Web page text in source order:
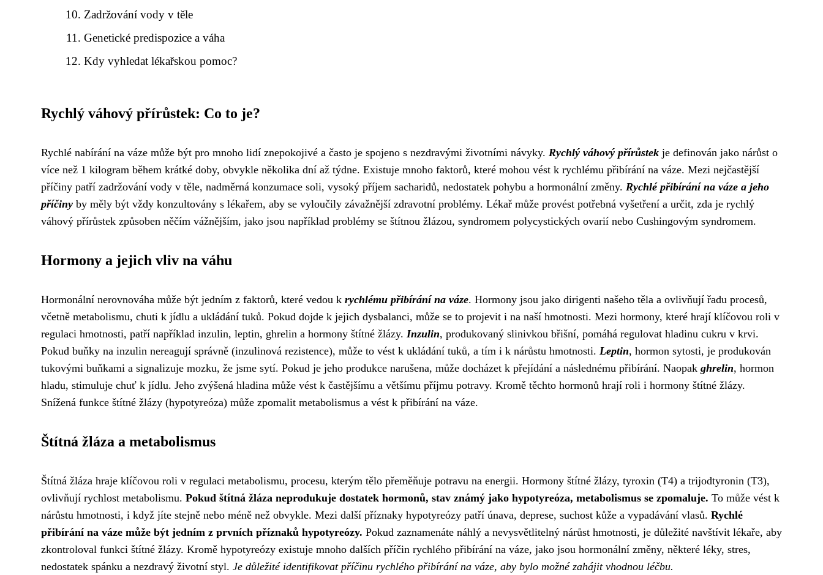
Zadržování vody v těle
Genetické predispozice a váha
Kdy vyhledat lékařskou pomoc?
Rychlý váhový přírůstek: Co to je?
Rychlé nabírání na váze může být pro mnoho lidí znepokojivé a často je spojeno s nezdravými životními návyky. Rychlý váhový přírůstek je definován jako nárůst o
více než 1 kilogram během krátké doby, obvykle několika dní až týdne. Existuje mnoho faktorů, které mohou vést k rychlému přibírání na váze. Mezi nejčastější
příčiny patří zadržování vody v těle, nadměrná konzumace soli, vysoký příjem sacharidů, nedostatek pohybu a hormonální změny. Rychlé přibírání na váze a jeho
příčiny by měly být vždy konzultovány s lékařem, aby se vyloučily závažnější zdravotní problémy. Lékař může provést potřebná vyšetření a určit, zda je rychlý
váhový přírůstek způsoben něčím vážnějším, jako jsou například problémy se štítnou žlázou, syndromem polycystických ovarií nebo Cushingovým syndromem.
Hormony a jejich vliv na váhu
Hormonální nerovnováha může být jedním z faktorů, které vedou k rychlému přibírání na váze. Hormony jsou jako dirigenti našeho těla a ovlivňují řadu procesů,
včetně metabolismu, chuti k jídlu a ukládání tuků. Pokud dojde k jejich dysbalanci, může se to projevit i na naší hmotnosti. Mezi hormony, které hrají klíčovou roli v
regulaci hmotnosti, patří například inzulin, leptin, ghrelin a hormony štítné žlázy. Inzulin, produkovaný slinivkou břišní, pomáhá regulovat hladinu cukru v krvi.
Pokud buňky na inzulin nereagují správně (inzulinová rezistence), může to vést k ukládání tuků, a tím i k nárůstu hmotnosti. Leptin, hormon sytosti, je produkován
tukovými buňkami a signalizuje mozku, že jsme sytí. Pokud je jeho produkce narušena, může docházet k přejídání a následnému přibírání. Naopak ghrelin, hormon
hladu, stimuluje chuť k jídlu. Jeho zvýšená hladina může vést k častějšímu a většímu příjmu potravy. Kromě těchto hormonů hrají roli i hormony štítné žlázy.
Snížená funkce štítné žlázy (hypotyreóza) může zpomalit metabolismus a vést k přibírání na váze.
Štítná žláza a metabolismus
Štítná žláza hraje klíčovou roli v regulaci metabolismu, procesu, kterým tělo přeměňuje potravu na energii. Hormony štítné žlázy, tyroxin (T4) a trijodtyronin (T3),
ovlivňují rychlost metabolismu. Pokud štítná žláza neprodukuje dostatek hormonů, stav známý jako hypotyreóza, metabolismus se zpomaluje. To může vést k
nárůstu hmotnosti, i když jíte stejně nebo méně než obvykle. Mezi další příznaky hypotyreózy patří únava, deprese, suchost kůže a vypadávání vlasů. Rychlé
přibírání na váze může být jedním z prvních příznaků hypotyreózy. Pokud zaznamenáte náhlý a nevysvětlitelný nárůst hmotnosti, je důležité navštívit lékaře, aby
zkontroloval funkci štítné žlázy. Kromě hypotyreózy existuje mnoho dalších příčin rychlého přibírání na váze, jako jsou hormonální změny, některé léky, stres,
nedostatek spánku a nezdravý životní styl. Je důležité identifikovat příčinu rychlého přibírání na váze, aby bylo možné zahájit vhodnou léčbu.